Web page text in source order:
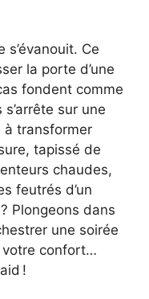
s’évanouit. Ce
la porte d’une
fondent comme
sur une
à transformer
tapissé de
chaudes,
feutrés d’un
? Plongeons dans
une soirée
votre confort…
!